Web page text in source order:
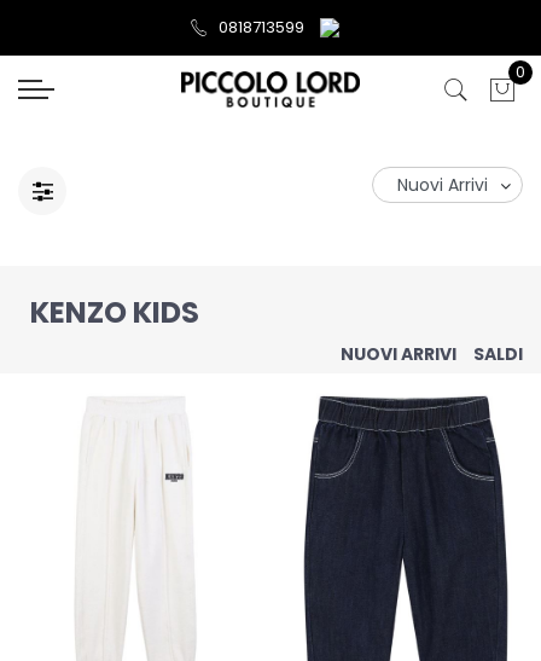
0818713599
0
KENZO KIDS
NUOVI ARRIVI SALDI